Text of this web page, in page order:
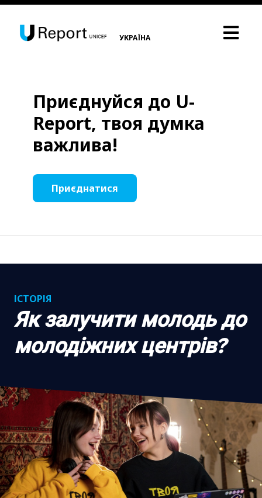
УКРАЇНА
Приєднуйся до U-
Report, твоя думка
важлива!
Приєднатися
ІСТОРІЯ
Як залучити молодь до
молодіжних центрів?